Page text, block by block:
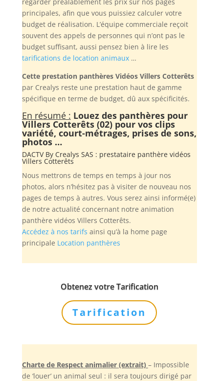
principales, afin que vous puissiez calculer votre
budget de réalisation. L’équipe commerciale reçoit
souvent des appels de personnes qui n’ont pas le
budget suffisant, aussi pensez bien à lire les
tarifications de location animaux…
Cette prestation panthères Vidéos Villers Cotterêts
par Crealys reste une prestation haut de gamme
spécifique en terme de budget, dû aux spécificités.
En résumé : Louez des panthères pour
Villers Cotterêts (02) pour vos clips
variété, court-métrages, prises de sons,
photos …
DACTV By Crealys SAS : prestataire panthère vidéos
Villers Cotterêts
Nous mettrons de temps en temps à jour nos
photos, alors n’hésitez pas à visiter de nouveau nos
pages de temps à autres. Vous serez ainsi informé(e)
de notre actualité concernant notre animation
panthère vidéos Villers Cotterêts.
Accédez à nos tarifs ainsi qu’à la home page
principale Location panthères
Obtenez votre Tarification
Tarification
Charte de Respect animalier (extrait) – Impossible
de ‘louer’ un animal seul : il sera toujours dirigé par